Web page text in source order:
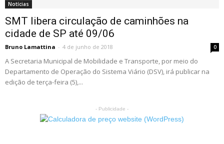
Notícias
SMT libera circulação de caminhões na
cidade de SP até 09/06
Bruno Lamattina - 4 de junho de 2018 0
A Secretaria Municipal de Mobilidade e Transporte, por meio do
Departamento de Operação do Sistema Viário (DSV), irá publicar na
edição de terça-feira (5),...
- Publicidade -